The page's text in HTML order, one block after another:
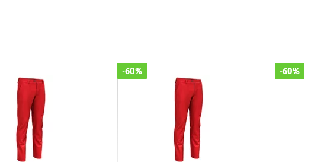
-60% -60%